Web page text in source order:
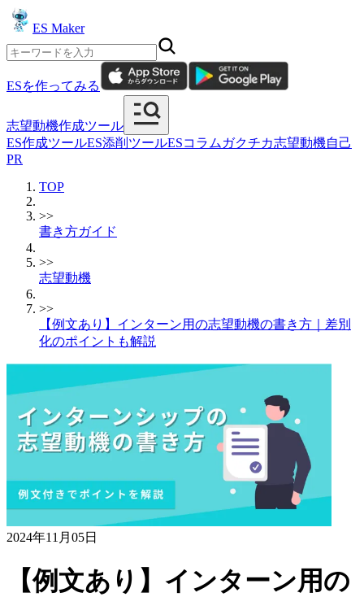
ES Maker
ESを作ってみる
志望動機作成ツール
ES作成ツールES添削ツールESコラム ガクチカ志望動機自己
PR
TOP
>>
書き方ガイド
>>
志望動機
>>
【例文あり】インターン用の志望動機の書き方｜差別
化のポイントも解説
2024年11月05日
【例文あり】インターン用の